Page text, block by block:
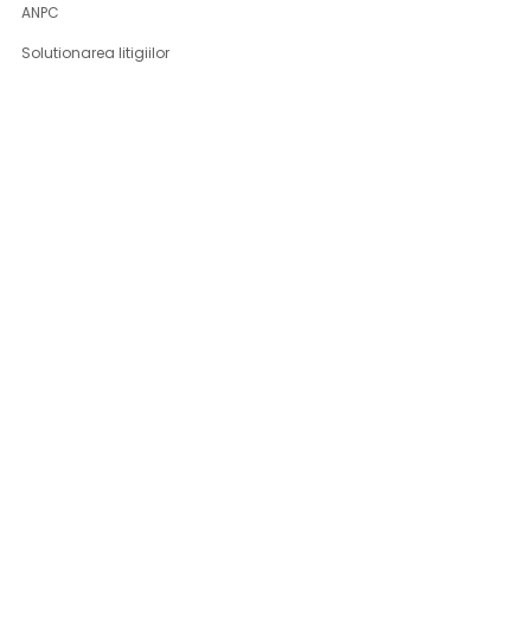
ANPC
Solutionarea litigiilor